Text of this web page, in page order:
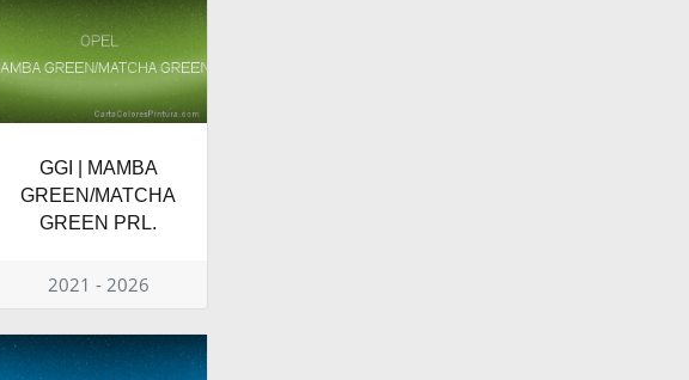
GGI | MAMBA
GREEN/MATCHA
GREEN PRL.
2021 - 2026